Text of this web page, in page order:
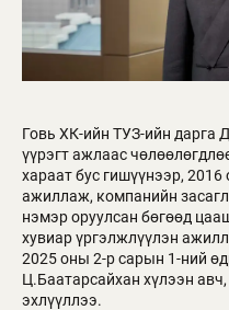
Говь ХК-ийн ТУЗ-ийн дарга
үүрэгт ажлаас
хараат бус гишүүнээр,
ажиллаж, компанийн
нэмэр оруулсан бөгөөд
хувиар үргэлжлүүлэн
2025 оны 2-р сарын 1-ний
Ц.Баатарсайхан хүлээн
эхлүүллээ.